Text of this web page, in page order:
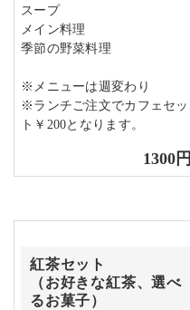
スープ
メイン料理
季節の野菜料理
※メニューは週変わり
※ランチご注文でカフェセッ
ト￥200となります。
1300円
紅茶セット
（お好きな紅茶、選べ
るお菓子）